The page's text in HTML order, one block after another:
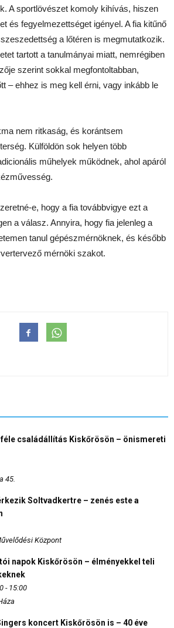
A sportlövészet komoly kihívás, hiszen
és fegyelmezettséget igényel. A fia kitűnő
a lőtéren is megmutatkozik.
tartott a tanulmányai miatt, nemrégiben
szerint sokkal megfontoltabban,
– ehhez is meg kell érni, vagy inkább le
nem ritkaság, és korántsem
Külföldön sok helyen több
műhelyek működnek, ahol apáról
e, hogy a fia továbbvigye ezt a
a válasz. Annyira, hogy fia jelenleg a
tanul gépészmérnöknek, és később
mérnöki szakot.
családállítás Kiskőrösön – önismereti
45.
Soltvadkertre – zenés este a
Központ
napok Kiskőrösön – élményekkel teli
- 15:00
koncert Kiskőrösön is – 40 éve